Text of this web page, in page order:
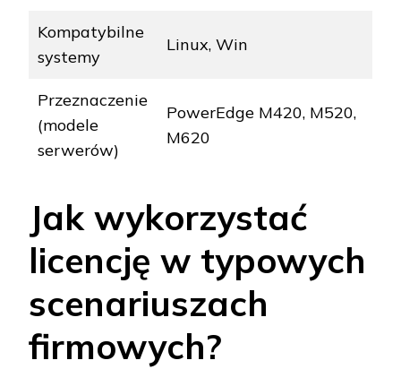
Kompatybilne
systemy
Linux, Win
Przeznaczenie
(modele
serwerów)
PowerEdge M420, M520,
M620
Jak wykorzystać
licencję w typowych
scenariuszach
firmowych?